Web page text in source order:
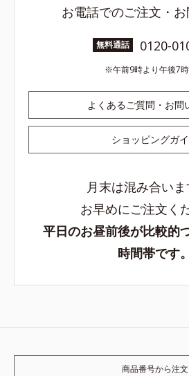
お電話でのご注文・
無料通話 0120-
午前9時より午後7
よくあるご質問・お問
ショッピングガ
月末は混み合い
お早めにご注文く
平日のお昼前後が比較的
時間帯です。
商品番号から注文